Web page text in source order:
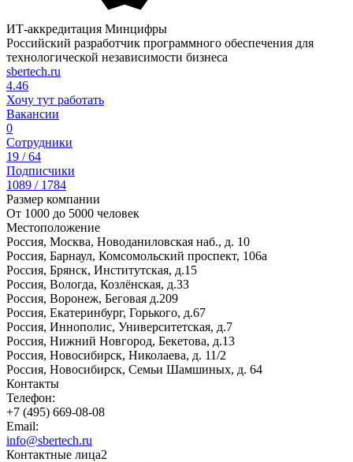
ИТ-аккредитация Минцифры
Российский разработчик программного обеспечения для
технологической независимости бизнеса
sbertech.ru
4.46
Хочу тут работать
Вакансии
0
Сотрудники
19 / 64
Подписчики
1089 / 1784
Размер компании
От 1000 до 5000 человек
Местоположение
Россия, Москва, Новоданиловская наб., д. 10
Россия, Барнаул, Комсомольский проспект, 106а
Россия, Брянск, Институтская, д.15
Россия, Вологда, Козлёнская, д.33
Россия, Воронеж, Беговая д.209
Россия, Екатеринбург, Горького, д.67
Россия, Иннополис, Университетская, д.7
Россия, Нижний Новгород, Бекетова, д.13
Россия, Новосибирск, Николаева, д. 11/2
Россия, Новосибирск, Семьи Шамшиных, д. 64
Контакты
Телефон:
+7 (495) 669-08-08
Email:
info@sbertech.ru
Контактные лица2